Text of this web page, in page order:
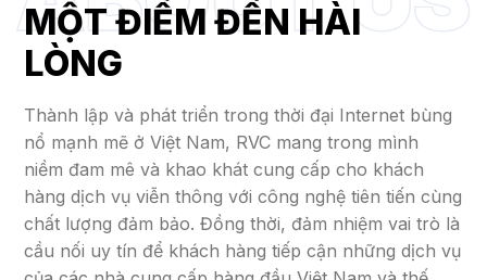
MỘT ĐIỂM ĐẾN HÀI
LÒNG
Thành lập và phát triển trong thời đại Internet bùng
nổ mạnh mẽ ở Việt Nam, RVC mang trong mình
niềm đam mê và khao khát cung cấp cho khách
hàng dịch vụ viễn thông với công nghệ tiên tiến cùng
chất lượng đảm bảo. Đồng thời, đảm nhiệm vai trò là
cầu nối uy tín để khách hàng tiếp cận những dịch vụ